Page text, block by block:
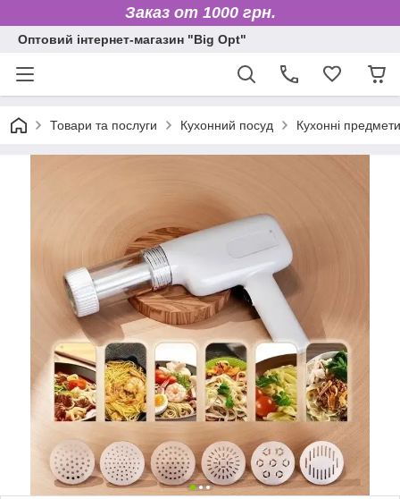
Заказ от 1000 грн.
Оптовий інтернет-магазин "Big Opt"
Товари та послуги Кухонний посуд Кухонні предмети